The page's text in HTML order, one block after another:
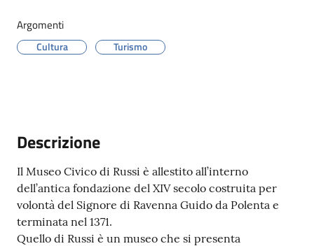
Orari
uffici
argomenti
Seguici
su
Argomenti
Cultura Turismo
Descrizione
Il Museo Civico di Russi è allestito all’interno
dell’antica fondazione del XIV secolo costruita per
volontà del Signore di Ravenna Guido da Polenta e
terminata nel 1371.
Quello di Russi è un museo che si presenta